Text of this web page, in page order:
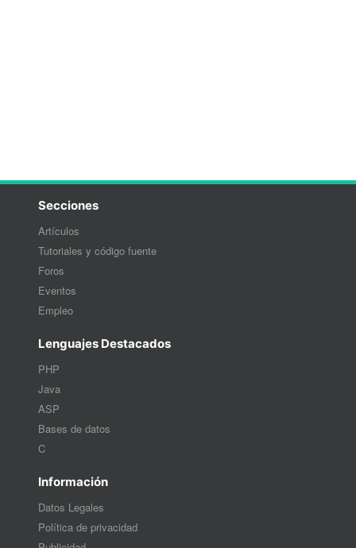
Secciones
Artículos
Tutoriales y código fuente
Foros
Eventos
Empleo
Lenguajes Destacados
PHP
Java
ASP
Bases de datos
C
Información
Datos Legales
Política de privacidad